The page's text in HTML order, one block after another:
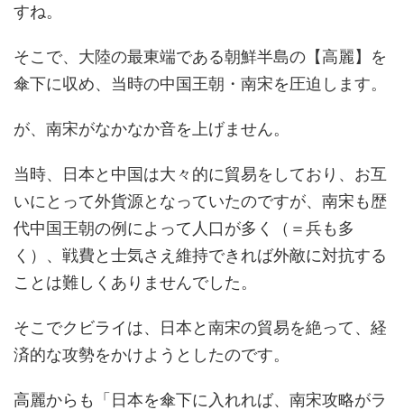
すね。
そこで、大陸の最東端である朝鮮半島の【高麗】を
傘下に収め、当時の中国王朝・南宋を圧迫します。
が、南宋がなかなか音を上げません。
当時、日本と中国は大々的に貿易をしており、お互
いにとって外貨源となっていたのですが、南宋も歴
代中国王朝の例によって人口が多く（＝兵も多
く）、戦費と士気さえ維持できれば外敵に対抗する
ことは難しくありませんでした。
そこでクビライは、日本と南宋の貿易を絶って、経
済的な攻勢をかけようとしたのです。
高麗からも「日本を傘下に入れれば、南宋攻略がラ